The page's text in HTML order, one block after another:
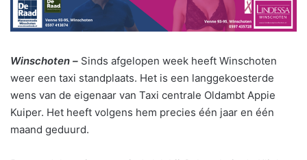
Winschoten – Sinds afgelopen week heeft Winschoten
weer een taxi standplaats. Het is een langgekoesterde
wens van de eigenaar van Taxi centrale Oldambt Appie
Kuiper. Het heeft volgens hem precies één jaar en één
maand geduurd.